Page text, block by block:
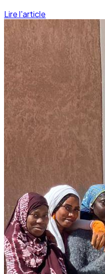
Citoyenneté
20 November 2025